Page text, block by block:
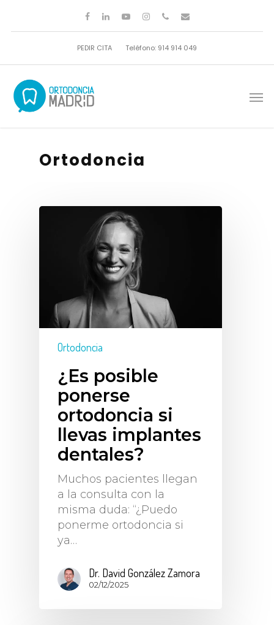
PEDIR CITA Teléfono: 914 914 049
Ortodoncia
Ortodoncia
¿Es posible
ponerse
ortodoncia si
llevas implantes
dentales?
Muchos pacientes llegan
a la consulta con la
misma duda: “¿Puedo
ponerme ortodoncia si
ya…
Dr. David González Zamora
02/12/2025